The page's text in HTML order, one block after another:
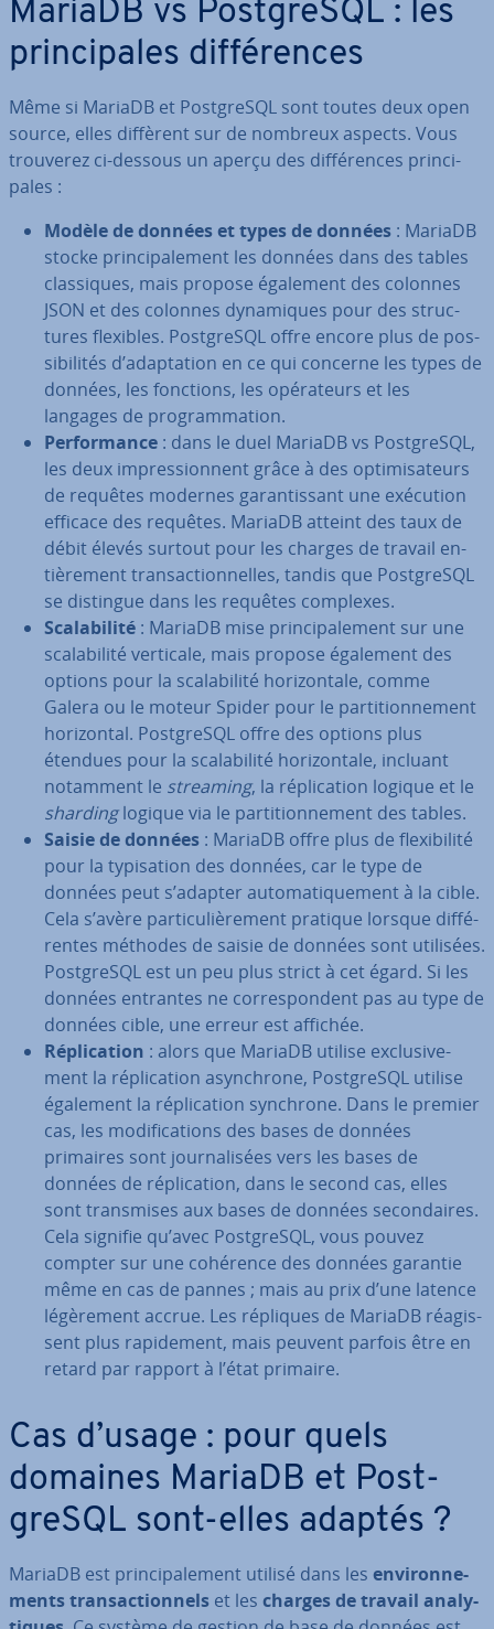
MariaDB vs Post­greSQL : les
prin­ci­pales dif­fé­rences
Même si MariaDB et Post­greSQL sont toutes deux open
source, elles diffèrent sur de nombreux aspects. Vous
trouverez ci-dessous un aperçu des dif­fé­rences prin­ci­
pales :
Modèle de données et types de données : MariaDB
stocke prin­ci­pa­le­ment les données dans des tables
clas­siques, mais propose également des colonnes
JSON et des colonnes dy­na­miques pour des struc­
tures flexibles. Post­greSQL offre encore plus de pos­
si­bi­li­tés d’adap­ta­tion en ce qui concerne les types de
données, les fonctions, les opé­ra­teurs et les
langages de pro­gram­ma­tion.
Per­for­mance : dans le duel MariaDB vs Post­greSQL,
les deux im­pres­sion­nent grâce à des op­ti­mi­sa­teurs
de requêtes modernes ga­ran­tis­sant une exécution
efficace des requêtes. MariaDB atteint des taux de
débit élevés surtout pour les charges de travail en­
tiè­re­ment tran­sac­tion­nelles, tandis que Post­greSQL
se distingue dans les requêtes complexes.
Sca­la­bi­lité : MariaDB mise prin­ci­pa­le­ment sur une
sca­la­bi­lité verticale, mais propose également des
options pour la sca­la­bi­lité ho­ri­zon­tale, comme
Galera ou le moteur Spider pour le par­ti­tion­ne­ment
ho­ri­zon­tal. Post­greSQL offre des options plus
étendues pour la sca­la­bi­lité ho­ri­zon­tale, incluant
notamment le streaming, la ré­pli­ca­tion logique et le
shardinglogique via le par­ti­tion­ne­ment des tables.
Saisie de données : MariaDB offre plus de flexi­bi­lité
pour la ty­pi­sa­tion des données, car le type de
données peut s’adapter au­to­ma­ti­que­ment à la cible.
Cela s’avère par­ti­cu­liè­re­ment pratique lorsque dif­fé­
rentes méthodes de saisie de données sont utilisées.
Post­greSQL est un peu plus strict à cet égard. Si les
données entrantes ne cor­res­pon­dent pas au type de
données cible, une erreur est affichée.
Ré­pli­ca­tion : alors que MariaDB utilise ex­clu­si­ve­
ment la ré­pli­ca­tion asyn­chrone, Post­greSQL utilise
également la ré­pli­ca­tion synchrone. Dans le premier
cas, les mo­di­fi­ca­tions des bases de données
primaires sont jour­na­li­sées vers les bases de
données de ré­pli­ca­tion, dans le second cas, elles
sont trans­mises aux bases de données se­con­daires.
Cela signifie qu’avec Post­greSQL, vous pouvez
compter sur une cohérence des données garantie
même en cas de pannes ; mais au prix d’une latence
lé­gè­re­ment accrue. Les répliques de MariaDB réa­gis­
sent plus ra­pi­de­ment, mais peuvent parfois être en
retard par rapport à l’état primaire.
Cas d’usage : pour quels
domaines MariaDB et Post­
greSQL sont-elles adaptés ?
MariaDB est prin­ci­pa­le­ment utilisé dans les en­vi­ron­ne­
ments tran­sac­tion­nels et les charges de travail ana­ly­